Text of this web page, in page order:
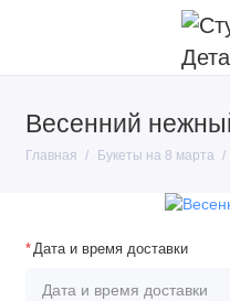
Весенний
Главная Букеты на 8 марта
Дата и время доставки